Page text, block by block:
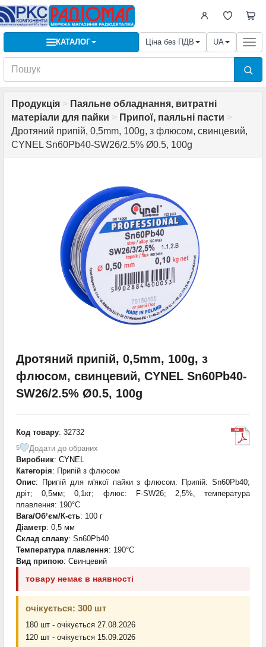
КАТАЛОГ Ціна без ПДВ UA
Продукція > Паяльне обладнання, витратні
матеріали для пайки > Припої, паяльні пасти >
Дротяний припій, 0,5mm, 100g, з флюсом, свинцевий,
CYNEL Sn60Pb40-SW26/2.5% Ø0.5, 100g
Дротяний припій, 0,5mm, 100g, з
флюсом, свинцевий, CYNEL Sn60Pb40-
SW26/2.5% Ø0.5, 100g
Код товару: 32732
5
Додати до обраних
Виробник: CYNEL
Категорія: Припій з флюсом
Опис: Припій для м'якої пайки з флюсом. Припій: Sn60Pb40;
дріт; 0,5мм; 0,1кг; флюс: F-SW26; 2,5%, температура
плавлення: 190°С
Вага/Обʼєм/К-сть: 100 г
Діаметр: 0,5 мм
Склад сплаву: Sn60Pb40
Температура плавлення: 190°С
Вид припою: Свинцевий
товару немає в наявності
очікується: 300 шт
180 шт - очікується 27.08.2026
120 шт - очікується 15.09.2026